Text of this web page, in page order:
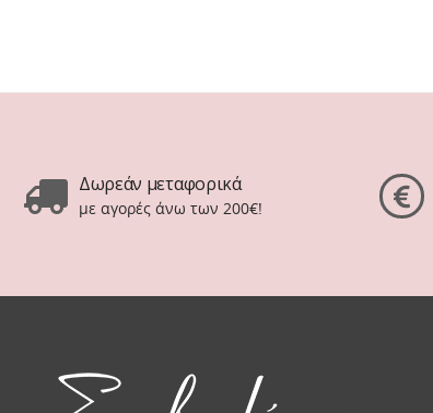
Δωρεάν μεταφορικά
με αγορές άνω των 200€!